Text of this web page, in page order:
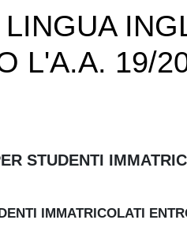
L'A.A. 19/
STUDENTI
IMMATRICOLATI